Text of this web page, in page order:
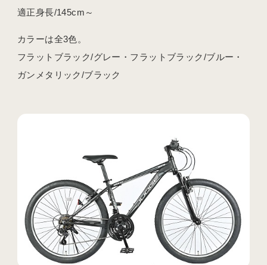
適正身長/145cm～
カラーは全3色。
フラットブラック/グレー・フラットブラック/ブルー・
ガンメタリック/ブラック